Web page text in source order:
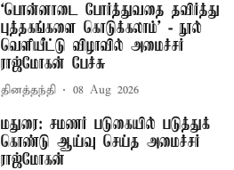
‘பொன்னாடை போர்த்துவதை தவிர்த்து
புத்தகங்களை கொடுக்கலாம்’ - நூல்
வெளியீட்டு விழாவில் அமைச்சர்
ராஜ்மோகன் பேச்சு
தினத்தந்தி 08 Aug 2026
மதுரை: சமணர் படுகையில் படுத்துக்
கொண்டு ஆய்வு செய்த அமைச்சர்
ராஜ்மோகன்